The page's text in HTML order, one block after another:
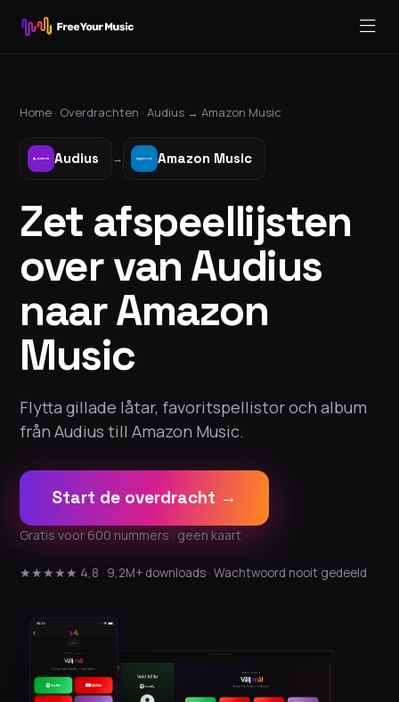
Home · Overdrachten · Audius → Amazon Music
Audius → Amazon Music
Zet afspeellijsten
over van Audius
naar Amazon
Music
Flytta gillade låtar, favoritspellistor och album
från Audius till Amazon Music.
Start de overdracht →
Gratis voor 600 nummers · geen kaart
★★★★★ 4,8 · 9,2M+ downloads · Wachtwoord nooit gedeeld